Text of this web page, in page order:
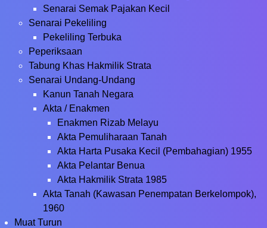
Senarai Semak Pajakan Kecil
Senarai Pekeliling
Pekeliling Terbuka
Peperiksaan
Tabung Khas Hakmilik Strata
Senarai Undang-Undang
Kanun Tanah Negara
Akta / Enakmen
Enakmen Rizab Melayu
Akta Pemuliharaan Tanah
Akta Harta Pusaka Kecil (Pembahagian) 1955
Akta Pelantar Benua
Akta Hakmilik Strata 1985
Akta Tanah (Kawasan Penempatan Berkelompok),
1960
Muat Turun